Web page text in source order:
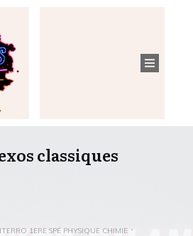
classiques
1ERE SPÉ PHYSIQUE CHIMIE